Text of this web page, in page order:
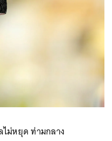
ไม่หยุด ท่ามกลาง